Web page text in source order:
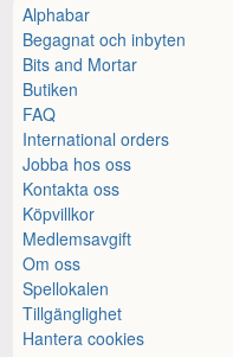
Alphabar
Begagnat och inbyten
Bits and Mortar
Butiken
FAQ
International orders
Jobba hos oss
Kontakta oss
Köpvillkor
Medlemsavgift
Om oss
Spellokalen
Tillgänglighet
Hantera cookies